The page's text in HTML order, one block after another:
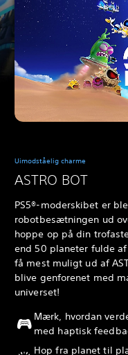
Uimodståelig charme
ASTRO BOT
PS5®-moderskibet er
robotbesætningen ud
hoppe op på din
end 50 planeter fulde
få mest muligt ud af
blive genforenet med
universet!
Mærk, hvordan
med haptisk
Hop fra planet til